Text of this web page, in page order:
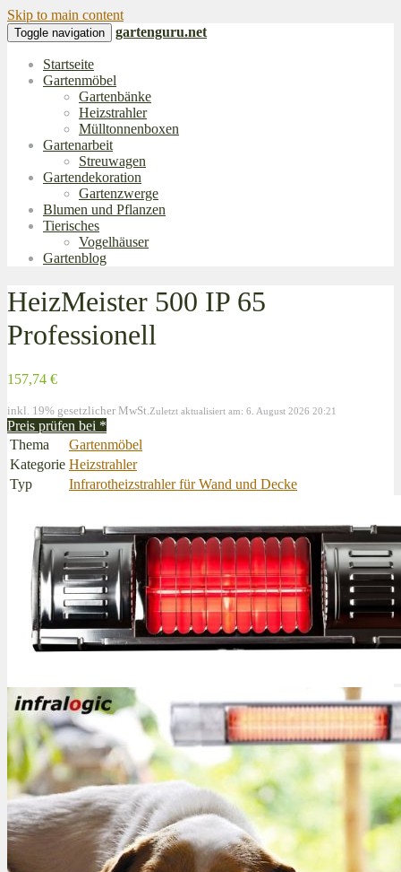
Skip to main content
Toggle navigation gartenguru.net
Startseite
Gartenmöbel
Gartenbänke
Heizstrahler
Mülltonnenboxen
Gartenarbeit
Streuwagen
Gartendekoration
Gartenzwerge
Blumen und Pflanzen
Tierisches
Vogelhäuser
Gartenblog
HeizMeister 500 IP 65
Professionell
157,74 €
inkl. 19% gesetzlicher MwSt. Zuletzt aktualisiert am: 6. August 2026 20:21
Preis prüfen bei *
Thema
Gartenmöbel
Kategorie Heizstrahler
Typ
Infrarotheizstrahler für Wand und Decke